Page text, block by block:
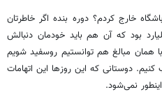
از خزانه باشگاه خارج کردم؟ دوره بنده اگر خاطرتان
30 و اندی میلیارد بود که آن هم باید خودمان دنبالش
همان مبالغ هم توانستیم روسفید شویم
دوستانی که این روزها این اتهامات
نمی‌شود.